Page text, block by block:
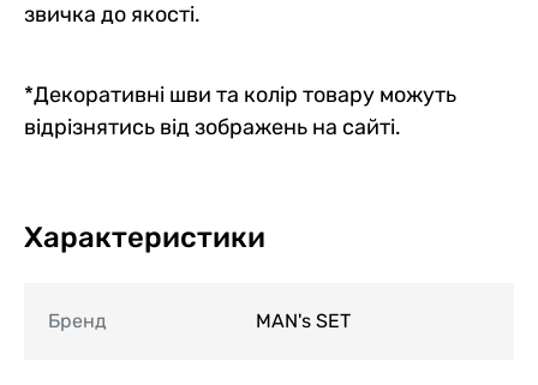
звичка до якості.
*Декоративні шви та колір товару можуть
відрізнятись від зображень на сайті.
Характеристики
Бренд MAN's SET